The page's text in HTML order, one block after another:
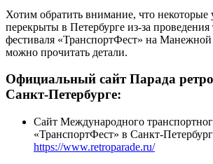
Хотим обратить внимание, что некоторые
перекрыты в Петербурге из-за проведения
фестиваля «ТранспортФест» на
можно прочитать детали.
Официальный сайт Парада
Санкт-Петербурге:
Сайт Международного
«ТранспортФест» в Санкт-
https://www.retroparade.ru/